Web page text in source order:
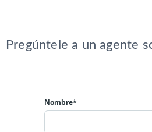
Pregúntele a un agente
Nombre*